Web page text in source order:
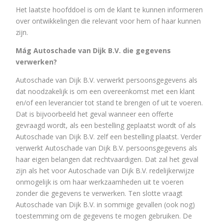
Het laatste hoofddoel is om de klant te kunnen informeren
over ontwikkelingen die relevant voor hem of haar kunnen
zijn.
Mág Autoschade van Dijk B.V. die gegevens
verwerken?
Autoschade van Dijk B.V. verwerkt persoonsgegevens als
dat noodzakelijk is om een overeenkomst met een klant
en/of een leverancier tot stand te brengen of uit te voeren.
Dat is bijvoorbeeld het geval wanneer een offerte
gevraagd wordt, als een bestelling geplaatst wordt of als
Autoschade van Dijk B.V. zelf een bestelling plaatst. Verder
verwerkt Autoschade van Dijk B.V. persoonsgegevens als
haar eigen belangen dat rechtvaardigen. Dat zal het geval
zijn als het voor Autoschade van Dijk B.V. redelijkerwijze
onmogelijk is om haar werkzaamheden uit te voeren
zonder die gegevens te verwerken. Ten slotte vraagt
Autoschade van Dijk B.V. in sommige gevallen (ook nog)
toestemming om de gegevens te mogen gebruiken. De